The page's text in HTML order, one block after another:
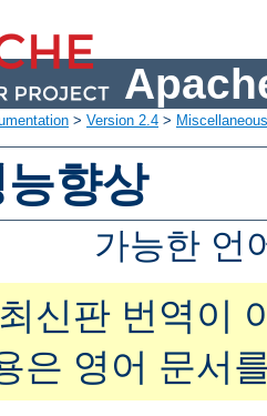
> Version 2.4 >
향상
가능한 언
신판 번역이
은 영어 문서